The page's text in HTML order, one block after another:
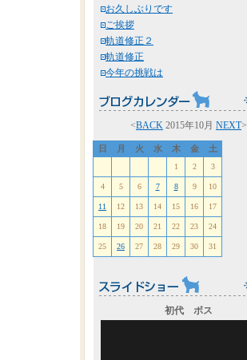
お久しぶりです
ご挨拶
軌道修正２
軌道修正
今年の挑戦は
<BACK 2015年10月 NEXT>
日 月 火 水 木 金 土
1 2 3
4 5 6 7 8 9 10
11 12 13 14 15 16 17
18 19 20 21 22 23 24
25 26 27 28 29 30 31
初代 ボス